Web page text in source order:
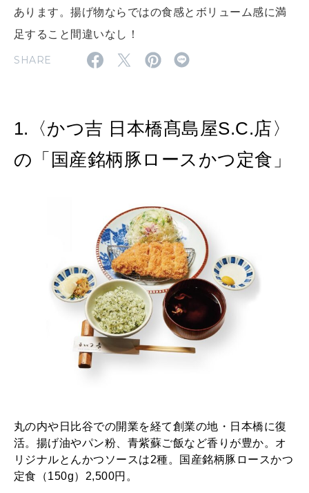
MAGAZINE
特集
2026年8月号『お茶の時間です。』
2026年7月号「鎌倉 ローカルが 教えてくれた 本当の歩き方。」
2026年5月号「“大好き”に出会いに。韓国」
2026年4月号「未来をつくる、学びの教科書。」
2026年3月号「スイーツ予想図 2026」
2026年2月号「良運を掴む 新・開運術。」
2026年1月号「猫がいれば、幸せ」
MAGAZINE MOOK
FOLLOW US!
あります。揚げ物ならではの食感とボリューム感に満
足すること間違いなし！
SHARE
1.〈かつ吉 日本橋髙島屋S.C.店〉
の「国産銘柄豚ロースかつ定食」
丸の内や日比谷での開業を経て創業の地・日本橋に復
活。揚げ油やパン粉、青紫蘇ご飯など香りが豊か。オ
リジナルとんかつソースは2種。国産銘柄豚ロースかつ
定食（150g）2,500円。